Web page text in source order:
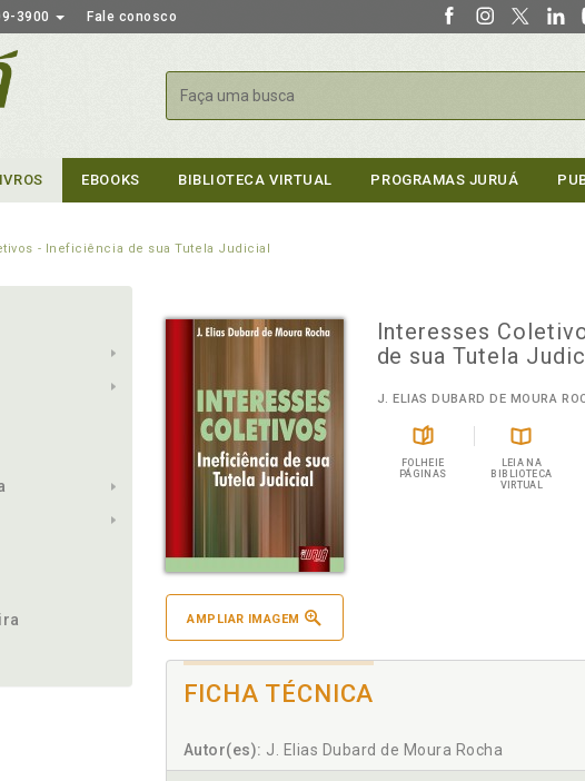
3900 Fale conosco
Buscar
EBOOKS BIBLIOTECA VIRTUAL PROGRAMAS JURUÁ
- Ineficiência de sua Tutela Judicial
AMPLIAR IMAGEM
Interesses
de sua Tutela
J. ELIAS DUBARD DE MOURA
FOLHEIE
PÁGINAS
LEIA NA
BIBLIOTECA
VIRTUAL
FICHA TÉCNICA
Autor(es): J. Elias Dubard de Moura Rocha